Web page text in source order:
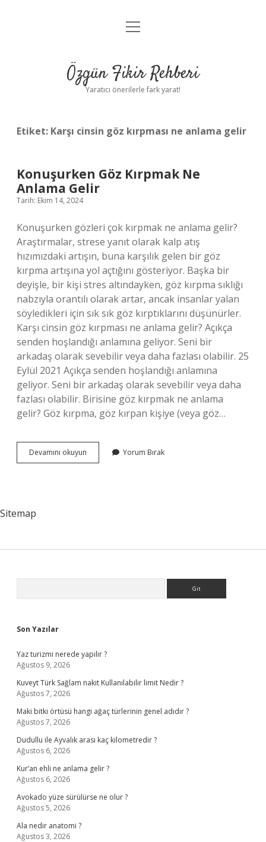
Gizlilik Politikası
Yasal Uyarı
menüyü
Özgün Fikir Rehberi
Yaratıcı önerilerle fark yarat!
Etiket: Karşı cinsin göz kırpması ne anlama gelir
Konuşurken Göz Kırpmak Ne
Anlama Gelir
Tarih: Ekim 14, 2024
Konuşurken gözleri çok kırpmak ne anlama gelir?
Araştırmalar, strese yanıt olarak kalp atış
hızımızdaki artışın, buna karşılık gelen bir göz
kırpma artışına yol açtığını gösteriyor. Başka bir
deyişle, bir kişi stres altındayken, göz kırpma sıklığı
nabzıyla orantılı olarak artar, ancak insanlar yalan
söyledikleri için sık sık göz kırptıklarını düşünürler.
Karşı cinsin göz kırpması ne anlama gelir? Açıkça
senden hoşlandığı anlamına geliyor. Seni bir
arkadaş olarak sevebilir veya daha fazlası olabilir. 25
Eylül 2021 Açıkça senden hoşlandığı anlamına
geliyor. Seni bir arkadaş olarak sevebilir veya daha
fazlası olabilir. Birisine göz kırpmak ne anlama
gelir? Göz kırpma, göz kırpan kişiye (veya göz…
Devamını okuyun Konuşurken
Göz
Yorum Bırak
Sitemap
Son Yazılar
Yaz turizmi nerede yapılır ?
Ağustos 9, 2026
Kuveyt Türk Sağlam nakit Kullanılabilir limit Nedir ?
Ağustos 7, 2026
Maki bitki örtüsü hangi ağaç türlerinin genel adıdır ?
Ağustos 7, 2026
Dudullu ile Ayvalık arası kaç kilometredir ?
Ağustos 6, 2026
Kur’an ehli ne anlama gelir ?
Ağustos 6, 2026
Avokado yüze sürülürse ne olur ?
Ağustos 5, 2026
Ala nedir anatomi ?
Ağustos 3, 2026